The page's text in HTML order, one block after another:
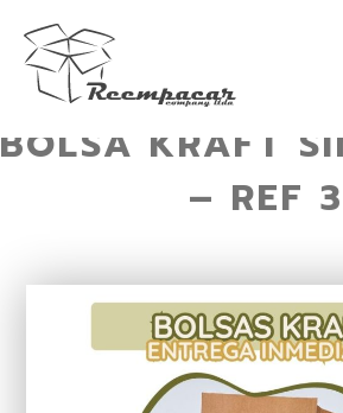
Skip
to
BOLSA KRAFT
– REF 3